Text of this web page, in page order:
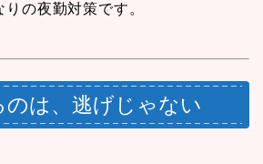
の夜勤対策です。
のは、逃げじゃない